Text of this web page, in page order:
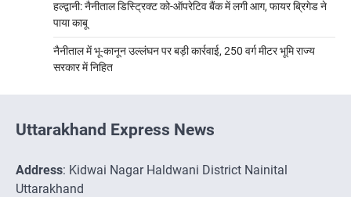
हल्द्वानी: नैनीताल डिस्ट्रिक्ट को-ऑपरेटिव बैंक में लगी आग, फायर ब्रिगेड ने
पाया काबू
नैनीताल में भू-कानून उल्लंघन पर बड़ी कार्रवाई, 250 वर्ग मीटर भूमि राज्य
सरकार में निहित
Uttarakhand Express News
Address: Kidwai Nagar Haldwani District Nainital
Uttarakhand